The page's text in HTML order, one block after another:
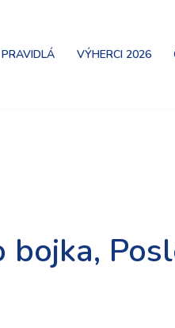
PRAVIDLÁ VÝHERCI 2026